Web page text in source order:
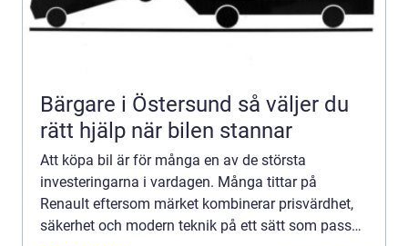
Bärgare i Östersund så väljer du
rätt hjälp när bilen stannar
Att köpa bil är för många en av de största
investeringarna i vardagen. Många tittar på
Renault eftersom märket kombinerar prisvärdhet,
säkerhet och modern teknik på ett sätt som passar